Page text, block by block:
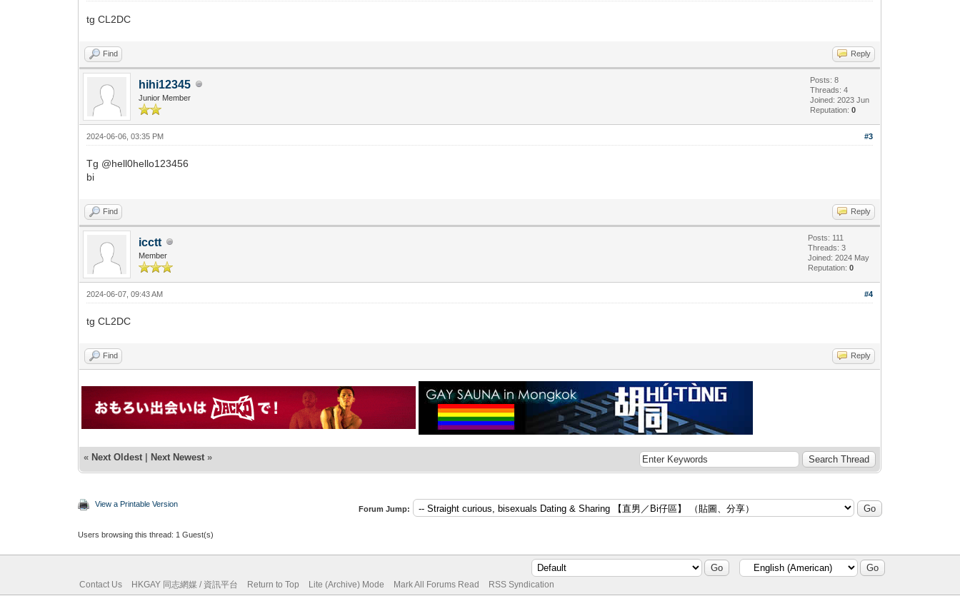
tg CL2DC
Find Reply
hihi12345
Junior Member
Posts: 8
Threads: 4
Joined: 2023 Jun
Reputation:0
#3
2024-06-06, 03:35 PM
Tg @hell0hello123456
bi
Find Reply
icctt
Member
Posts: 111
Threads: 3
Joined: 2024 May
Reputation:0
#4
2024-06-07, 09:43 AM
tg CL2DC
Find Reply
« Next Oldest | Next Newest »
View a Printable Version
Forum Jump:
Users browsing this thread: 1 Guest(s)
Contact Us HKGAY 同志網媒 / 資訊平台 Return to Top Lite (Archive) Mode Mark All Forums Read RSS Syndication